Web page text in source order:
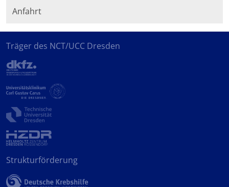
Anfahrt
Träger des NCT/UCC Dresden
Strukturförderung